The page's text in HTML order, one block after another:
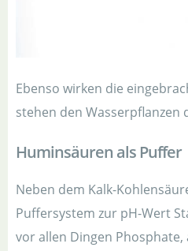
Ebenso wirken die
stehen den Wasserpflanzen
Huminsäuren als Puffer
Neben dem Kalk-
Puffersystem zur pH-Wert
vor allen Dingen